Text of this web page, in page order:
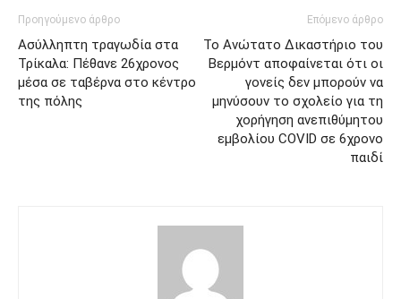
Προηγούμενο άρθρο
Ασύλληπτη τραγωδία στα
Τρίκαλα: Πέθανε 26χρονος
μέσα σε ταβέρνα στο κέντρο
της πόλης
Επόμενο άρθρο
Το Ανώτατο Δικαστήριο του
Βερμόντ αποφαίνεται ότι οι
γονείς δεν μπορούν να
μηνύσουν το σχολείο για τη
χορήγηση ανεπιθύμητου
εμβολίου COVID σε 6χρονο
παιδί